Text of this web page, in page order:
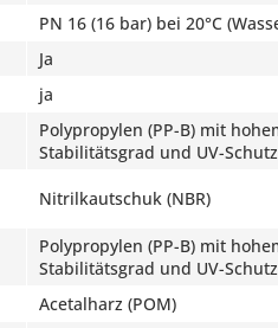
PN 16 (16 bar) bei 20°C
Ja
ja
Polypropylen (PP-B) mit
Stabilitätsgrad und UV-Schutz
Nitrilkautschuk (NBR)
Polypropylen (PP-B) mit
Stabilitätsgrad und UV-Schutz
Acetalharz (POM)